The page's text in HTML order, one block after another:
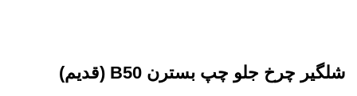
شلگیر چرخ جلو چپ بسترن B50 (قدیم)